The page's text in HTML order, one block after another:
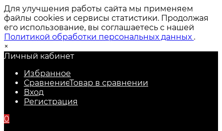
Для улучшения работы сайта мы применяем
файлы cookies и сервисы статистики. Продолжая
его использование, вы соглашаетесь с нашей
Политикой обработки персональных данных .
×
Личный кабинет
Избранное
СравнениеТовар в сравнении
Вход
Регистрация
0